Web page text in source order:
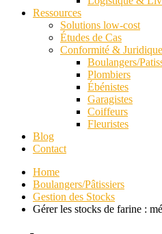
Ressources
Solutions low-cost
Études de Cas
Conformité & Juridique
Boulangers/
Plombiers
Ébénistes
Garagistes
Coiffeurs
Fleuristes
Blog
Contact
Home
Boulangers/Pâtissiers
Gestion des Stocks
Gérer les stocks de farine :